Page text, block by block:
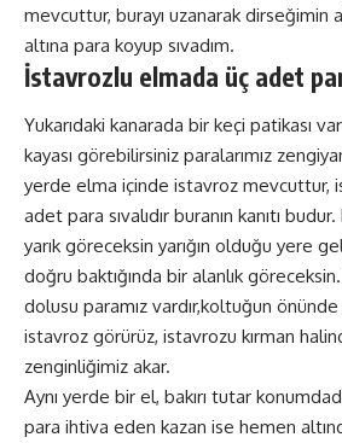
mevcuttur, burayı uzanarak dirseğimin
altına para koyup sıvadım.
İstavrozlu elmada üç adet
Yukarıdaki kanarada bir keçi patikası
kayası görebilirsiniz paralarımız
yerde elma içinde istavroz mevcuttur,
adet para sıvalıdır buranın kanıtı
yarık göreceksin yarığın olduğu yere
doğru baktığında bir alanlık
dolusu paramız vardır,koltuğun
istavroz görürüz, istavrozu kırman
zenginliğimiz akar.
Aynı yerde bir el, bakırı tutar
para ihtiva eden kazan ise hemen